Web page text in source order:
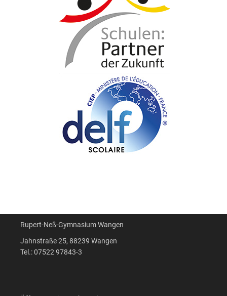
Rupert-Neß-Gymnasium Wangen
Jahnstraße 25, 88239 Wangen
Tel.: 07522 97843-3